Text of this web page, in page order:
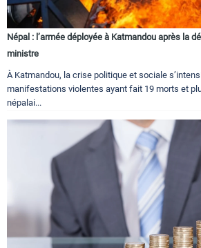
Népal : l’armée déployée à Katmandou après la
ministre
À Katmandou, la crise politique et sociale
manifestations violentes ayant fait 19 morts et
népalai...